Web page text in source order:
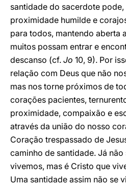
santidade do sacerdote
proximidade humilde e
para todos, mantendo aberta
muitos possam entrar e
descanso (cf. Jo 10, 9). Por
relação com Deus que não
mas nos torne próximos de
corações pacientes,
proximidade, compaixão e
através da união do nosso
Coração trespassado de
caminho de santidade. Já
vivemos, mas é Cristo que
Uma santidade assim não se